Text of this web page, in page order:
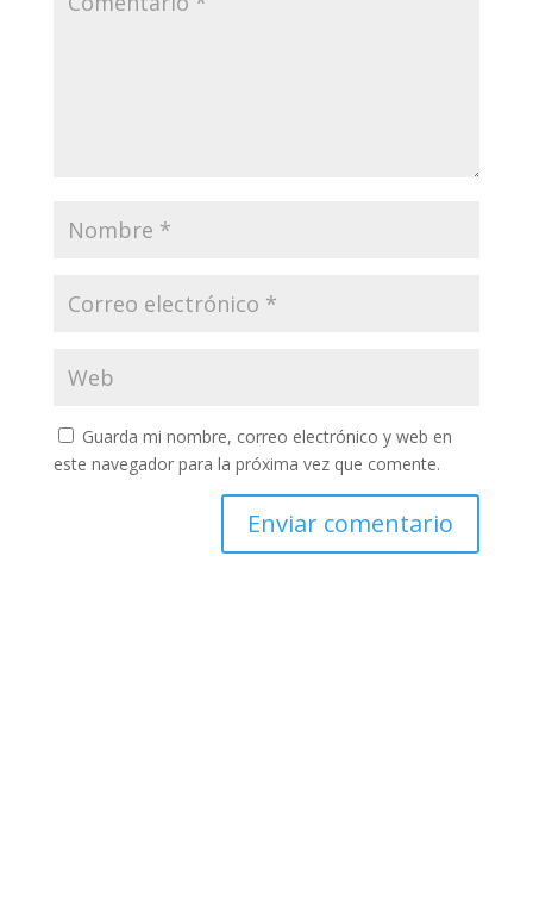
Guarda mi nombre, correo electrónico y web en
este navegador para la próxima vez que comente.